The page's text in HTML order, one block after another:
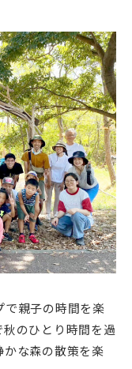
で親子の時間を楽
のひとり時間を過
な森の散策を楽